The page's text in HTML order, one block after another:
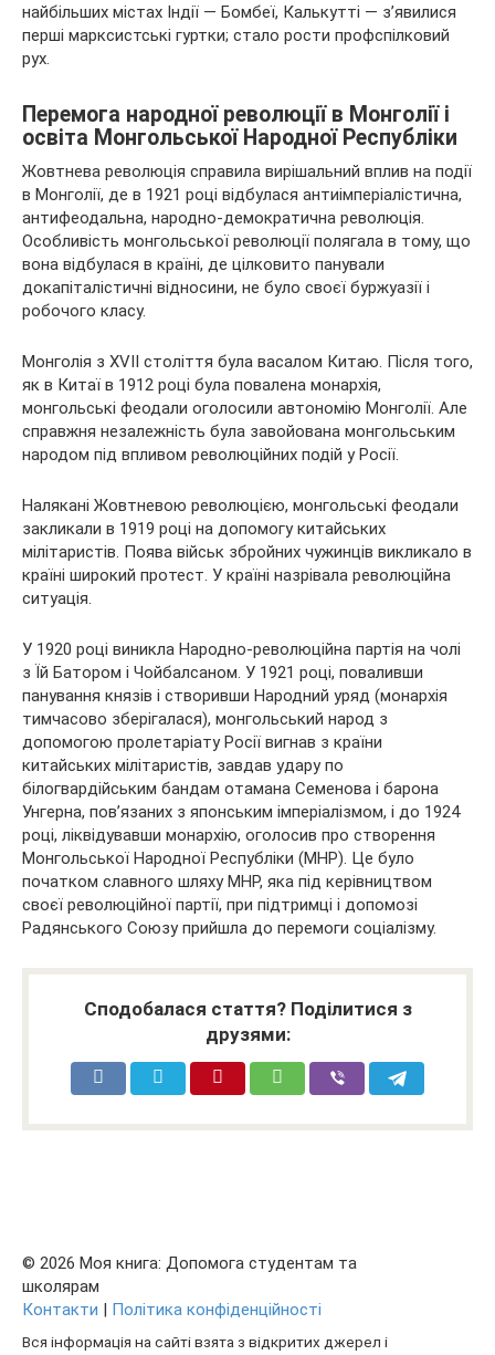
найбільших містах Індії — Бомбеї, Калькутті — з’явилися
перші марксистські гуртки; стало рости профспілковий
рух.
Перемога народної революції в Монголії і
освіта Монгольської Народної Республіки
Жовтнева революція справила вирішальний вплив на події
в Монголії, де в 1921 році відбулася антиімперіалістична,
антифеодальна, народно-демократична революція.
Особливість монгольської революції полягала в тому, що
вона відбулася в країні, де цілковито панували
докапіталістичні відносини, не було своєї буржуазії і
робочого класу.
Монголія з XVII століття була васалом Китаю. Після того,
як в Китаї в 1912 році була повалена монархія,
монгольські феодали оголосили автономію Монголії. Але
справжня незалежність була завойована монгольським
народом під впливом революційних подій у Росії.
Налякані Жовтневою революцією, монгольські феодали
закликали в 1919 році на допомогу китайських
мілітаристів. Поява військ збройних чужинців викликало в
країні широкий протест. У країні назрівала революційна
ситуація.
У 1920 році виникла Народно-революційна партія на чолі
з Їй Батором і Чойбалсаном. У 1921 році, поваливши
панування князів і створивши Народний уряд (монархія
тимчасово зберігалася), монгольський народ з
допомогою пролетаріату Росії вигнав з країни
китайських мілітаристів, завдав удару по
білогвардійським бандам отамана Семенова і барона
Унгерна, пов’язаних з японським імперіалізмом, і до 1924
році, ліквідувавши монархію, оголосив про створення
Монгольської Народної Республіки (МНР). Це було
початком славного шляху МНР, яка під керівництвом
своєї революційної партії, при підтримці і допомозі
Радянського Союзу прийшла до перемоги соціалізму.
Сподобалася стаття? Поділитися з
друзями:
© 2026 Моя книга: Допомога студентам та
школярам
Контакти | Політика конфіденційності
Вся інформація на сайті взята з відкритих джерел і